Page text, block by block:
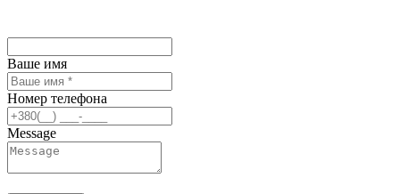
Ваше имя
Номер телефона
Message